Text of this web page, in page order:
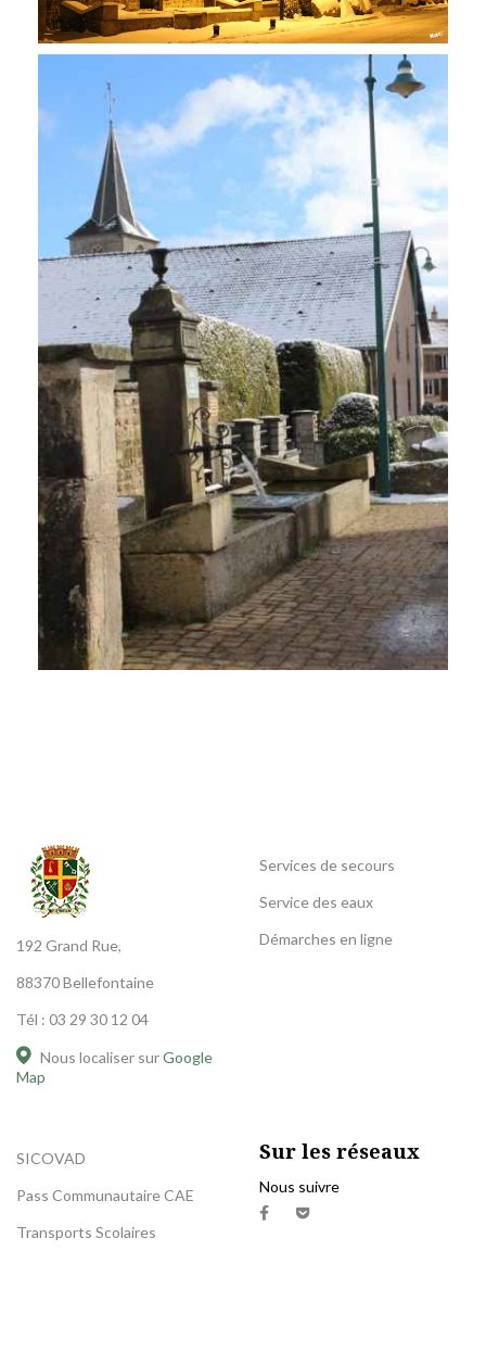
192 Grand Rue,
88370 Bellefontaine
Tél : 03 29 30 12 04
Nous localiser surGoogle
Map
Services de secours
Service des eaux
Démarches en ligne
SICOVAD
Pass Communautaire CAE
Transports Scolaires
Sur les réseaux
Nous suivre